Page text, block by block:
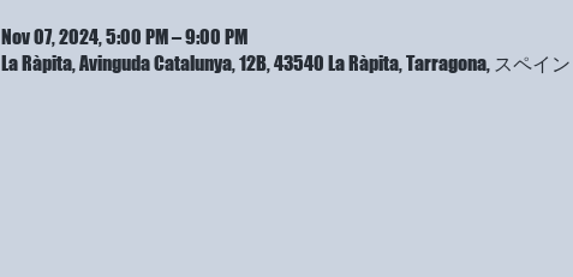
Nov 07, 2024, 5:00 PM – 9:00 PM
La Ràpita, Avinguda Catalunya, 12B, 43540 La Ràpita, Tarragona, スペイン